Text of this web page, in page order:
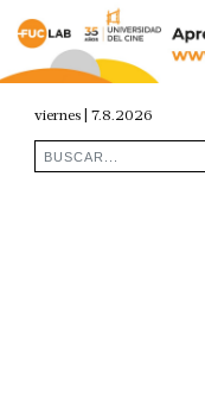
viernes | 7.8.2026